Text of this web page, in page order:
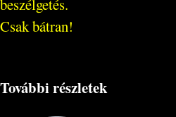
beszélgetés.
Csak bátran!
További részletek